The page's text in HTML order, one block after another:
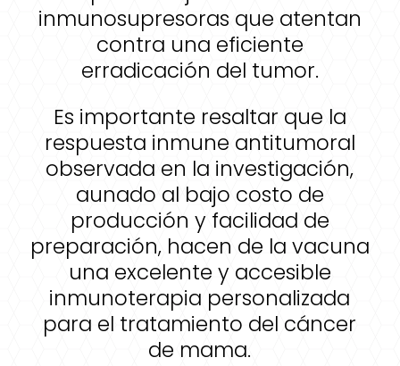
inmunosupresoras que atentan
contra una eficiente
erradicación del tumor.
Es importante resaltar que la
respuesta inmune antitumoral
observada en la investigación,
aunado al bajo costo de
producción y facilidad de
preparación, hacen de la vacuna
una excelente y accesible
inmunoterapia personalizada
para el tratamiento del cáncer
de mama.